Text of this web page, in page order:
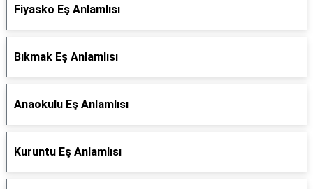
Fiyasko Eş Anlamlısı
Bıkmak Eş Anlamlısı
Anaokulu Eş Anlamlısı
Kuruntu Eş Anlamlısı